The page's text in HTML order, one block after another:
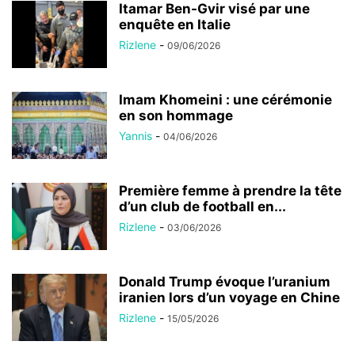
Itamar Ben-Gvir visé par une
enquête en Italie
Rizlene - 09/06/2026
Imam Khomeini : une cérémonie
en son hommage
Yannis - 04/06/2026
Première femme à prendre la tête
d’un club de football en...
Rizlene - 03/06/2026
Donald Trump évoque l’uranium
iranien lors d’un voyage en Chine
Rizlene - 15/05/2026